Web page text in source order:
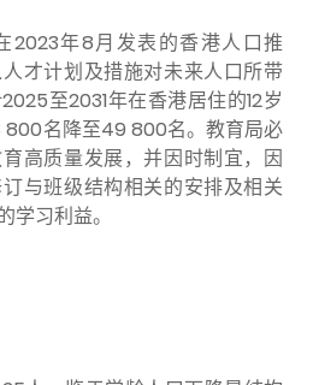
年8月发表的香港人口推
才计划及措施对未来人口所带
至2031年在香港居住的12岁
800名降至49 800名。教育局必
高质量发展，并因时制宜，因
与班级结构相关的安排及相关
学习利益。